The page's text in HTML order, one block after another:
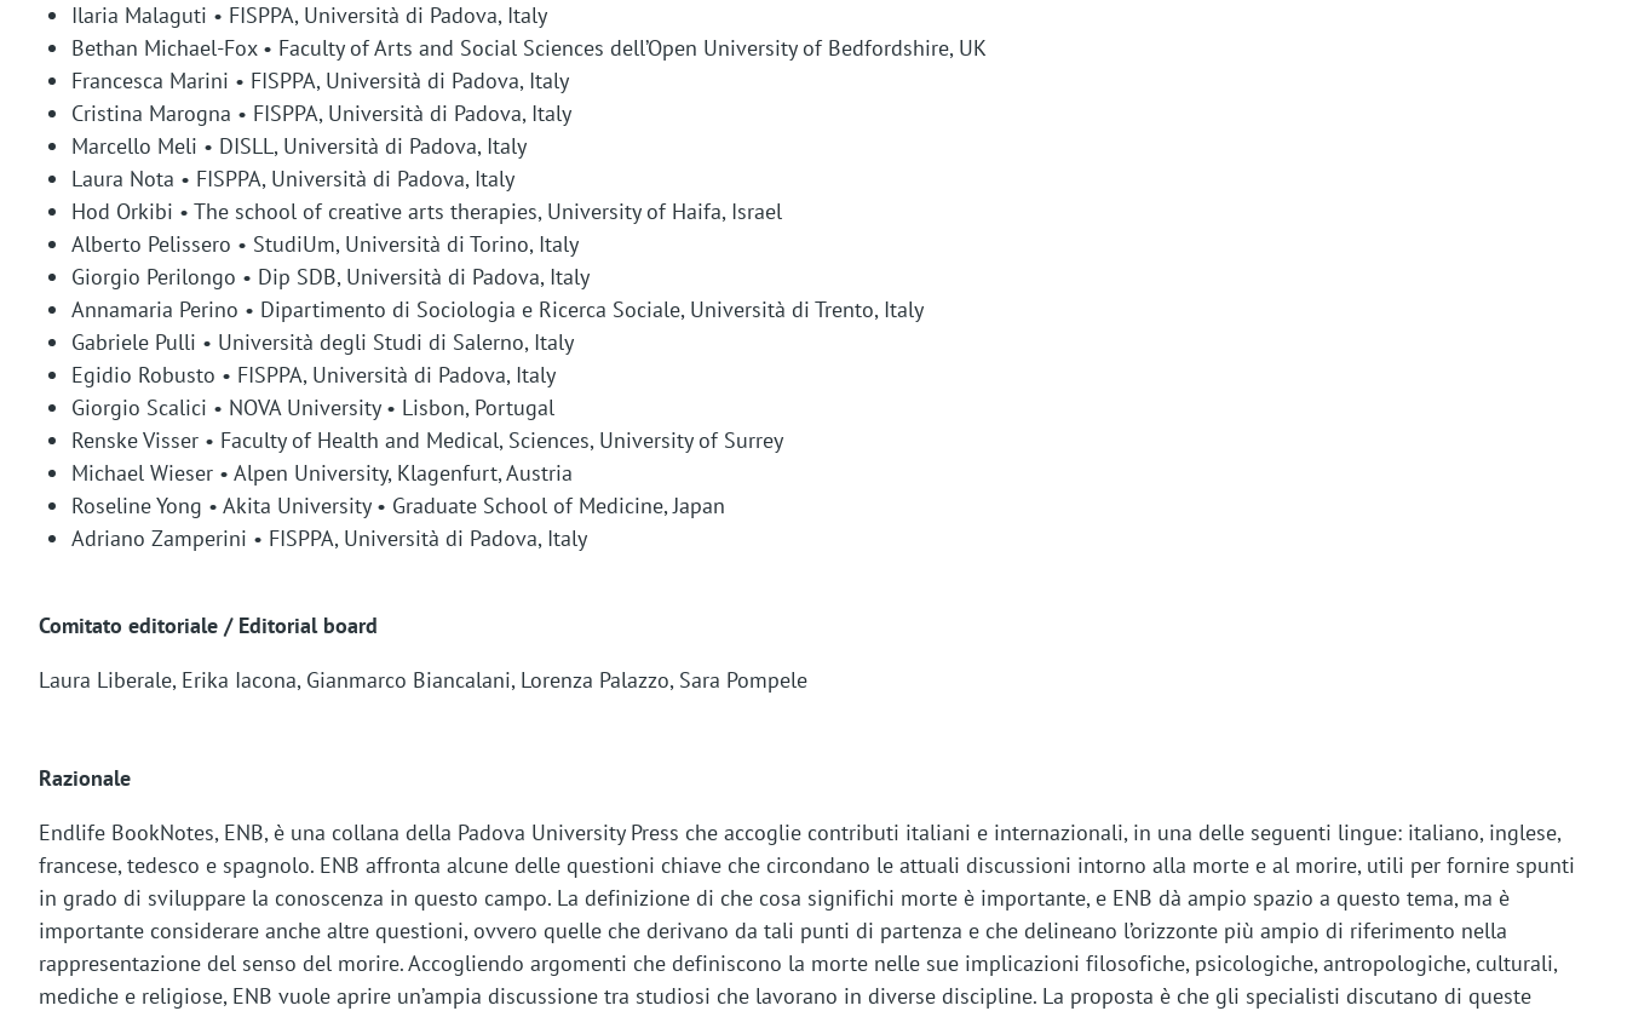
Ilaria Malaguti • FISPPA, Università di Padova, Italy
Bethan Michael-Fox • Faculty of Arts and Social Sciences dell’Open University of Bedfordshire, UK
Francesca Marini • FISPPA, Università di Padova, Italy
Cristina Marogna • FISPPA, Università di Padova, Italy
Marcello Meli • DISLL, Università di Padova, Italy
Laura Nota • FISPPA, Università di Padova, Italy
Hod Orkibi • The school of creative arts therapies, University of Haifa, Israel
Alberto Pelissero • StudiUm, Università di Torino, Italy
Giorgio Perilongo • Dip SDB, Università di Padova, Italy
Annamaria Perino • Dipartimento di Sociologia e Ricerca Sociale, Università di Trento, Italy
Gabriele Pulli • Università degli Studi di Salerno, Italy
Egidio Robusto • FISPPA, Università di Padova, Italy
Giorgio Scalici • NOVA University • Lisbon, Portugal
Renske Visser • Faculty of Health and Medical, Sciences, University of Surrey
Michael Wieser • Alpen University, Klagenfurt, Austria
Roseline Yong • Akita University • Graduate School of Medicine, Japan
Adriano Zamperini • FISPPA, Università di Padova, Italy
Comitato editoriale / Editorial board
Laura Liberale, Erika Iacona, Gianmarco Biancalani, Lorenza Palazzo, Sara Pompele
Razionale
Endlife BookNotes, ENB, è una collana della Padova University Press che accoglie contributi italiani e internazionali, in una delle seguenti lingue: italiano, inglese,
francese, tedesco e spagnolo. ENB affronta alcune delle questioni chiave che circondano le attuali discussioni intorno alla morte e al morire, utili per fornire spunti
in grado di sviluppare la conoscenza in questo campo. La definizione di che cosa significhi morte è importante, e ENB dà ampio spazio a questo tema, ma è
importante considerare anche altre questioni, ovvero quelle che derivano da tali punti di partenza e che delineano l’orizzonte più ampio di riferimento nella
rappresentazione del senso del morire. Accogliendo argomenti che definiscono la morte nelle sue implicazioni filosofiche, psicologiche, antropologiche, culturali,
mediche e religiose, ENB vuole aprire un’ampia discussione tra studiosi che lavorano in diverse discipline. La proposta è che gli specialisti discutano di queste